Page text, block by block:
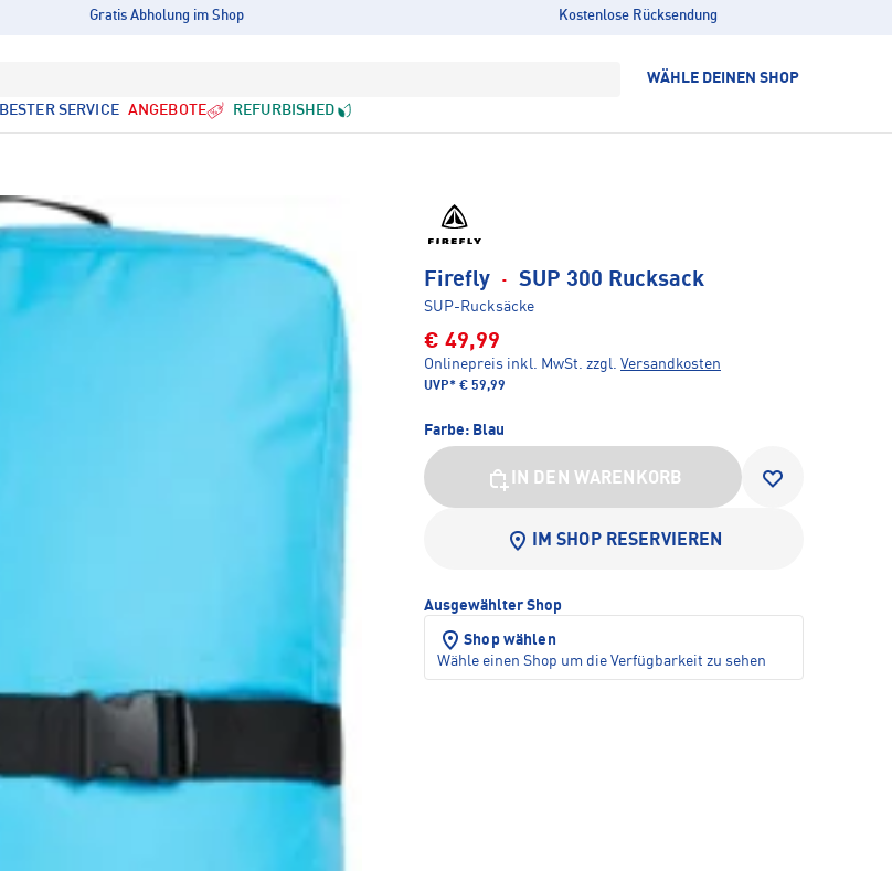
Gratis Abholung im Shop Kostenlose Rücksendung
WÄHLE DEINEN SHOP
BESTER SERVICE ANGEBOTE REFURBISHED
Firefly · SUP 300 Rucksack
SUP-Rucksäcke
€ 49,99
Onlinepreis inkl. MwSt. zzgl. Versandkosten
UVP* € 59,99
Farbe: Blau
IN DEN WARENKORB
IM SHOP RESERVIEREN
Ausgewählter Shop
Shop wählen
Wähle einen Shop um die Verfügbarkeit zu sehen